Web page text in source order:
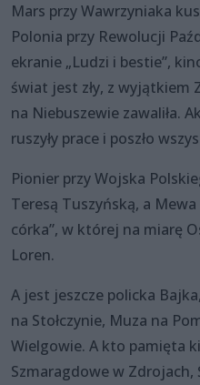
Mars przy Wawrzyniaka
Polonia przy Rewolucji
ekranie „Ludzi i bestie”,
świat jest zły, z wyjątkiem
na Niebuszewie zawaliła.
ruszyły prace i poszło
Pionier przy Wojska
Teresą Tuszyńską, a
córka”, w której na miarę
Loren.
A jest jeszcze policka
na Stołczynie, Muza na
Wielgowie. A kto pamięta
Szmaragdowe w Zdrojach,